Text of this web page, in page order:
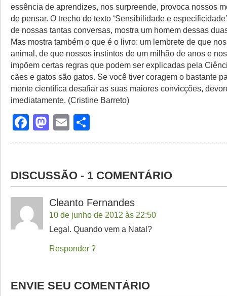
essência de aprendizes, nos surpreende, provoca nossos
de pensar. O trecho do texto ‘Sensibilidade e
de nossas tantas conversas, mostra um homem dessas
Mas mostra também o que é o livro: um lembrete de que
animal, de que nossos instintos de um milhão de anos e
impõem certas regras que podem ser explicadas pela
cães e gatos são gatos. Se você tiver coragem o bastante
mente científica desafiar as suas maiores convicções,
imediatamente. (Cristine Barreto)
Facebook
Mastodon
Email
DISCUSSÃO - 1 COMENTÁRIO
Cleanto Fernandes
10 de junho de 2012 às 22:50
Legal. Quando vem a Natal?
Responder
ENVIE SEU COMENTÁRIO